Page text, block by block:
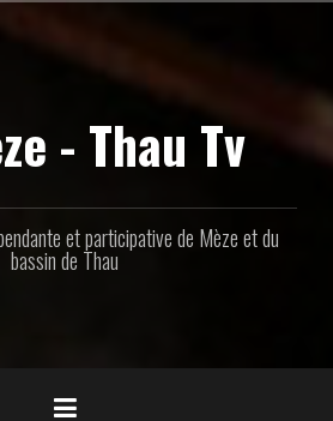
- Thau Tv
et participative de Mèze et du
bassin de Thau